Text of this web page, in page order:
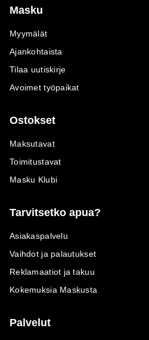
Masku
Myymälät
Ajankohtaista
Tilaa uutiskirje
Avoimet työpaikat
Ostokset
Maksutavat
Toimitustavat
Masku Klubi
Tarvitsetko apua?
Asiakaspalvelu
Vaihdot ja palautukset
Reklamaatiot ja takuu
Kokemuksia Maskusta
Palvelut